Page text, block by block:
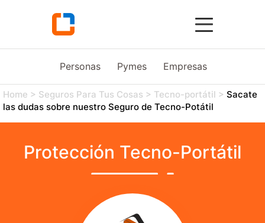
Personas Pymes Empresas
Home > Seguros Para Tus Cosas > Tecno-portátil > Sacate
las dudas sobre nuestro Seguro de Tecno-Potátil
Protección Tecno-Portátil